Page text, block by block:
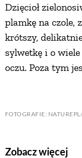
Dzięcioł
plamkę na czole,
krótszy,
sylwetkę i o
oczu. Poza tym
FOTOGRAFIE:
Zobacz więcej